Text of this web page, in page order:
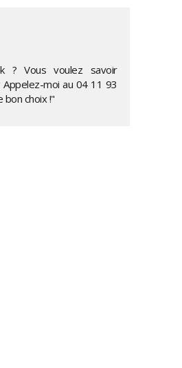
? Vous voulez savoir
moi au 04 11 93
choix !"